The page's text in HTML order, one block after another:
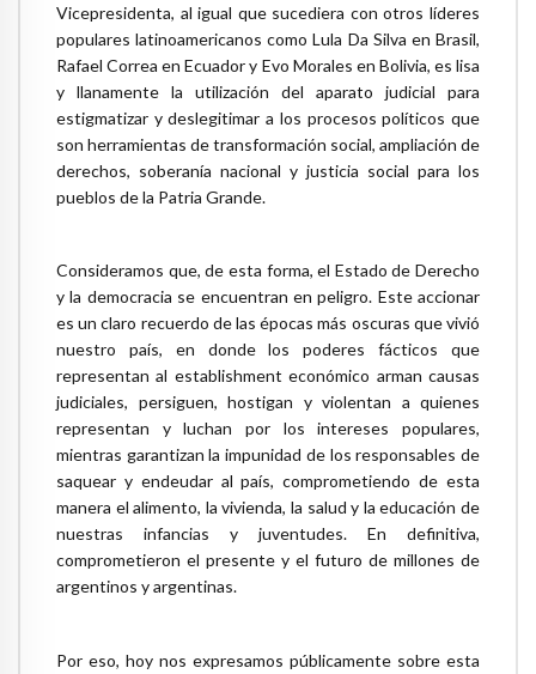
Vicepresidenta, al igual que sucediera con otros líderes
populares latinoamericanos como Lula Da Silva en Brasil,
Rafael Correa en Ecuador y Evo Morales en Bolivia, es lisa
y llanamente la utilización del aparato judicial para
estigmatizar y deslegitimar a los procesos políticos que
son herramientas de transformación social, ampliación de
derechos, soberanía nacional y justicia social para los
pueblos de la Patria Grande.
Consideramos que, de esta forma, el Estado de Derecho
y la democracia se encuentran en peligro. Este accionar
es un claro recuerdo de las épocas más oscuras que vivió
nuestro país, en donde los poderes fácticos que
representan al establishment económico arman causas
judiciales, persiguen, hostigan y violentan a quienes
representan y luchan por los intereses populares,
mientras garantizan la impunidad de los responsables de
saquear y endeudar al país, comprometiendo de esta
manera el alimento, la vivienda, la salud y la educación de
nuestras infancias y juventudes. En definitiva,
comprometieron el presente y el futuro de millones de
argentinos y argentinas.
Por eso, hoy nos expresamos públicamente sobre esta